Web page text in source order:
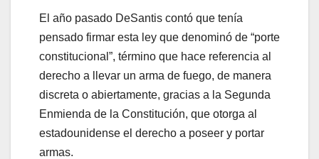
El año pasado DeSantis contó que tenía
pensado firmar esta ley que denominó de “porte
constitucional”, término que hace referencia al
derecho a llevar un arma de fuego, de manera
discreta o abiertamente, gracias a la Segunda
Enmienda de la Constitución, que otorga al
estadounidense el derecho a poseer y portar
armas.